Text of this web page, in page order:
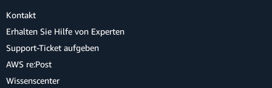
Kontakt
Erhalten Sie Hilfe von Experten
Support-Ticket aufgeben
AWS re:Post
Wissenscenter